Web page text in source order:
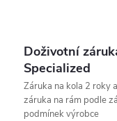
Doživotní
Specialized
Záruka na kola 2 roky
záruka na rám podle
podmínek výrobce